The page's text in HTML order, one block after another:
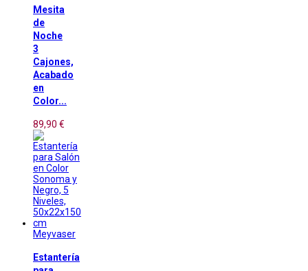
Mesita
de
Noche
3
Cajones,
Acabado
en
Color...
89,90 €
Meyvaser
Estantería